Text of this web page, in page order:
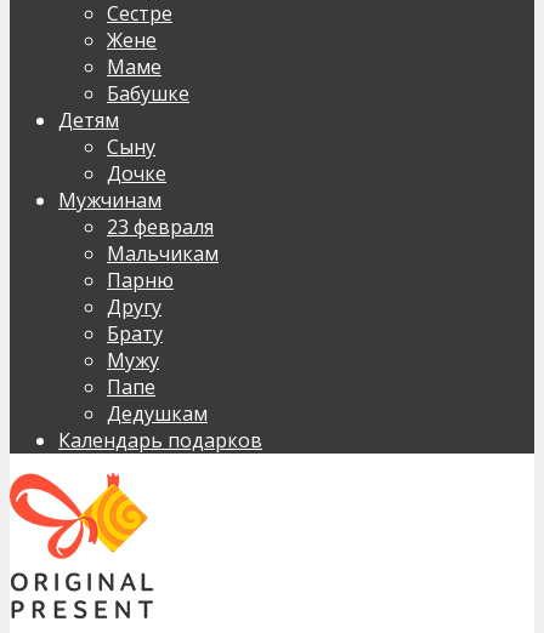
Сестре
Жене
Маме
Бабушке
Детям
Сыну
Дочке
Мужчинам
23 февраля
Мальчикам
Парню
Другу
Брату
Мужу
Папе
Дедушкам
Календарь подарков